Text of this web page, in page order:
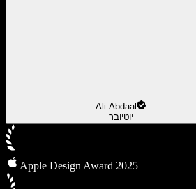
Ali Abdaal
יוטיובר
Apple Design Award 2025